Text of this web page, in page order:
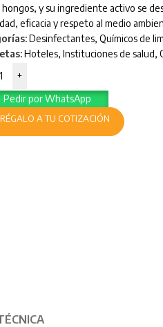
hongos, y su ingrediente activo se
eficacia y respeto al medio
Desinfectantes, Químicos de
Hoteles, Instituciones de salud,
+
Pedir por WhatsApp
A TU COTIZACIÓN